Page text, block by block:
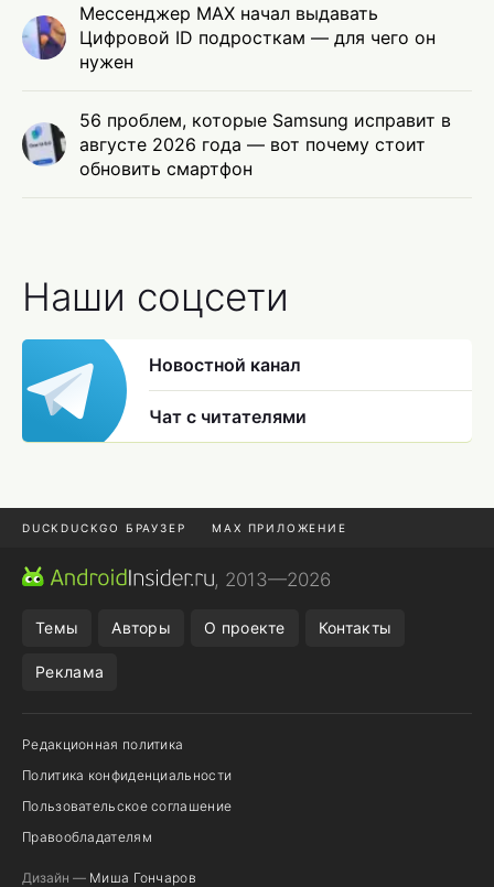
Мессенджер MAX начал выдавать
Цифровой ID подросткам — для чего он
нужен
56 проблем, которые Samsung исправит в
августе 2026 года — вот почему стоит
обновить смартфон
Наши соцсети
Новостной канал
Чат с читателями
DUCKDUCKGO БРАУЗЕР MAX ПРИЛОЖЕНИЕ
ПРИЛОЖЕНИЯ ANDROID
, 2013—2026
Темы Авторы О проекте Контакты
Реклама
Редакционная политика
Политика конфиденциальности
Пользовательское соглашение
Правообладателям
Дизайн — Миша Гончаров